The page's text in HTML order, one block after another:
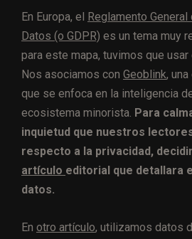
En Europa, el
Reglamento
Datos (o GDPR) es un tema muy
para este mapa, tuvimos que
Nos asociamos con Geoblink,
que se enfoca en la inteligencia
ecosistema minorista. Para
inquietud que nuestros
respecto a la privacidad,
artículo editorial que detallara
datos.
En otro artículo, utilizamos datos